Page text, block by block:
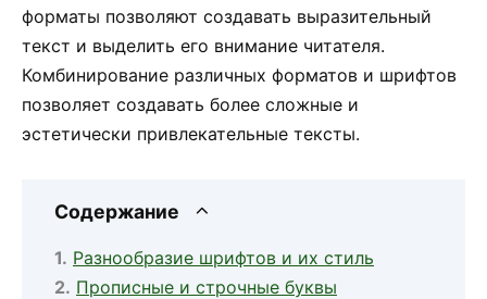
форматы позволяют создавать выразительный
текст и выделить его внимание читателя.
Комбинирование различных форматов и шрифтов
позволяет создавать более сложные и
эстетически привлекательные тексты.
Содержание
Разнообразие шрифтов и их стиль
Прописные и строчные буквы